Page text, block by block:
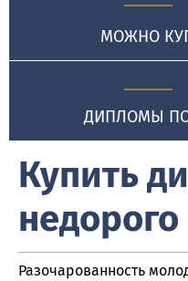
МОЖНО
ДИПЛОМЫ
Купить
недорого
Разочарованность